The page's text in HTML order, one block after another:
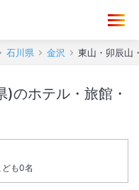
石川県 金沢 東山・卯辰山
のホテル・旅館・
も0名